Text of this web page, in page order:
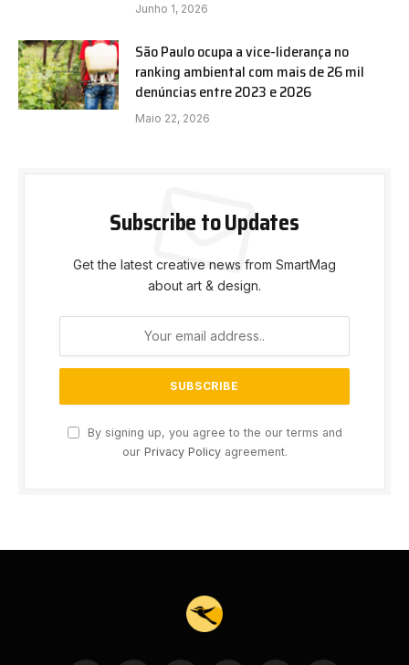
Junho 1, 2026
São Paulo ocupa a vice-liderança no
ranking ambiental com mais de 26 mil
denúncias entre 2023 e 2026
Maio 22, 2026
Subscribe to Updates
Get the latest creative news from SmartMag
about art & design.
By signing up, you agree to the our terms and
our Privacy Policyagreement.